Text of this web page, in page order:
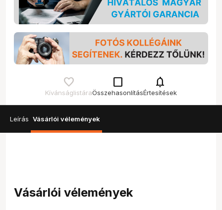
Kívánságlistára
check_box_outline_blank
Összehasonlítás
notifications
Értesítések
Leírás Vásárlói vélemények
Vásárlói vélemények